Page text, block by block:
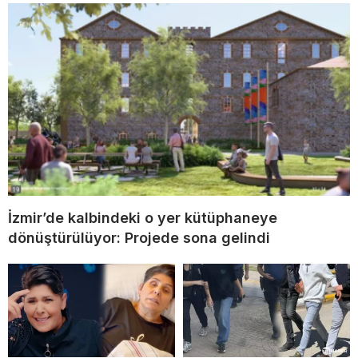
İzmir’de kalbindeki o yer kütüphaneye
dönüştürülüyor: Projede sona gelindi